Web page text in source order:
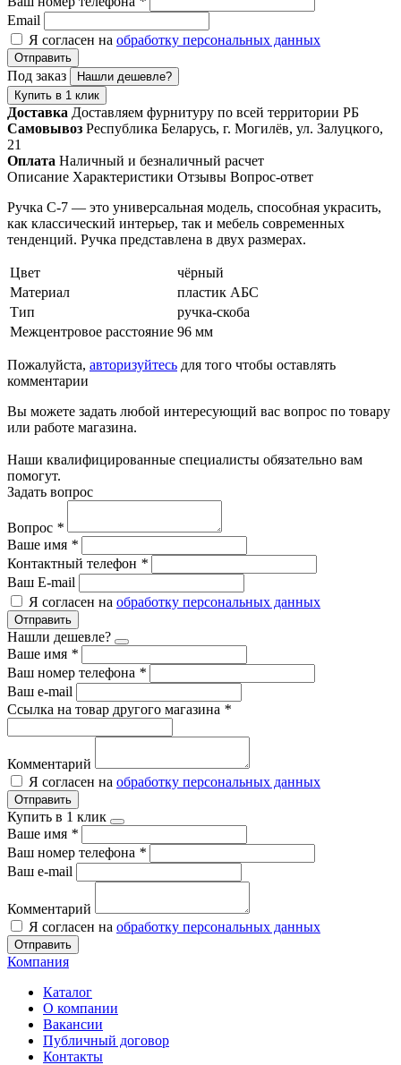
Email
Я согласен на обработку персональных данных
Отправить
Под заказ
Нашли дешевле?
Купить в 1 клик
Доставка Доставляем фурнитуру по всей территории РБ
Самовывоз Республика Беларусь, г. Могилёв, ул. Залуцкого,
21
Оплата Наличный и безналичный расчет
Описание Характеристики Отзывы Вопрос-ответ
Ручка С-7 — это универсальная модель, способная украсить,
как классический интерьер, так и мебель современных
тенденций. Ручка представлена в двух размерах.
Цвет
чёрный
Материал
пластик АБС
Тип
ручка-скоба
Межцентровое расстояние 96 мм
Пожалуйста, авторизуйтесь для того чтобы оставлять
комментарии
Вы можете задать любой интересующий вас вопрос по товару
или работе магазина.
Наши квалифицированные специалисты обязательно вам
помогут.
Задать вопрос
Вопрос *
Ваше имя *
Контактный телефон *
Ваш E-mail
Я согласен на обработку персональных данных
Отправить
Нашли дешевле?
Ваше имя *
Ваш номер телефона *
Ваш e-mail
Ссылка на товар другого магазина *
Комментарий
Я согласен на обработку персональных данных
Отправить
Купить в 1 клик
Ваше имя *
Ваш номер телефона *
Ваш e-mail
Комментарий
Я согласен на обработку персональных данных
Отправить
Компания
Каталог
О компании
Вакансии
Публичный договор
Контакты